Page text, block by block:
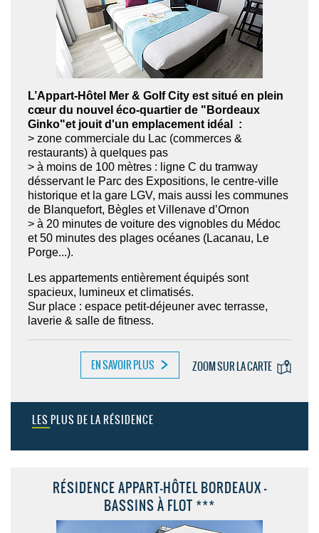
L’Appart-Hôtel Mer & Golf City est situé en plein
cœur du nouvel éco-quartier de "Bordeaux
Ginko"et jouit d'un emplacement idéal :
> zone commerciale du Lac (commerces &
restaurants) à quelques pas
> à moins de 100 mètres : ligne C du tramway
désservant le Parc des Expositions, le centre-ville
historique et la gare LGV, mais aussi les communes
de Blanquefort, Bègles et Villenave d’Ornon
> à 20 minutes de voiture des vignobles du Médoc
et 50 minutes des plages océanes (Lacanau, Le
Porge...).
Les appartements entièrement équipés sont
spacieux, lumineux et climatisés.
Sur place : espace petit-déjeuner avec terrasse,
laverie & salle de fitness.
EN SAVOIR PLUS ZOOM SUR LA CARTE
LES PLUS DE LA RÉSIDENCE
RÉSIDENCE APPART-HÔTEL BORDEAUX -
BASSINS À FLOT ***